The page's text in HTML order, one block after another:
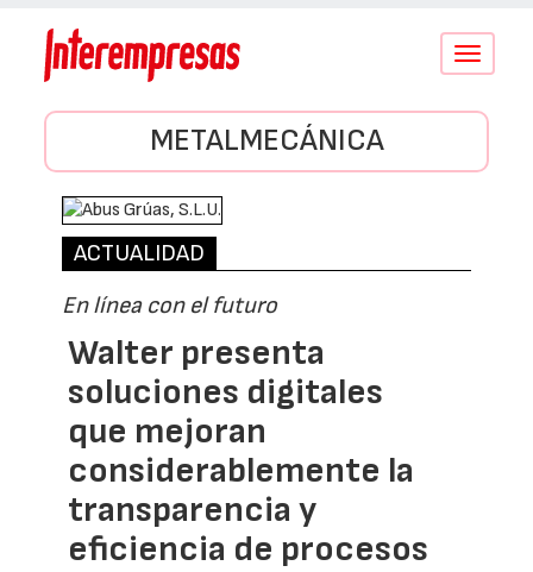
Conmutar
METALMECÁNICA
ACTUALIDAD
En línea con el futuro
Walter presenta
soluciones digitales
que mejoran
considerablemente la
transparencia y
eficiencia de procesos